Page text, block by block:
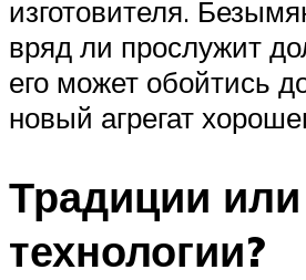
изготовителя.
вряд ли прослужит
его может обойтись
новый агрегат
Традиции или
технологии?